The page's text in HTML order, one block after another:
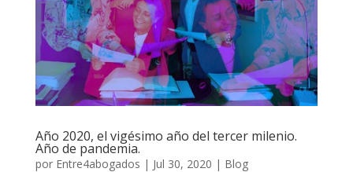
Año 2020, el vigésimo año del tercer milenio.
Año de pandemia.
por Entre4abogados | Jul 30, 2020 | Blog